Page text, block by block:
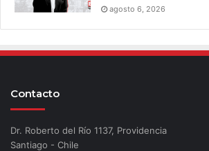
agosto 6, 2026
Contacto
Dr. Roberto del Río 1137, Providencia
Santiago - Chile